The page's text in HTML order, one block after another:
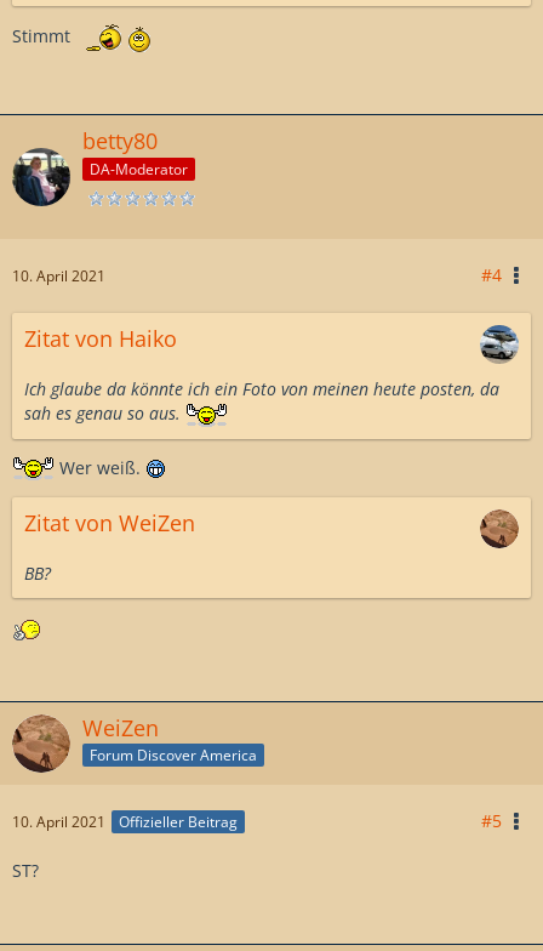
Stimmt
betty80
DA-Moderator
10. April 2021 #4
Zitat von Haiko
Ich glaube da könnte ich ein Foto von meinen heute posten, da
sah es genau so aus.
Wer weiß.
Zitat von WeiZen
BB?
WeiZen
Forum Discover America
10. April 2021 Offizieller Beitrag #5
ST?